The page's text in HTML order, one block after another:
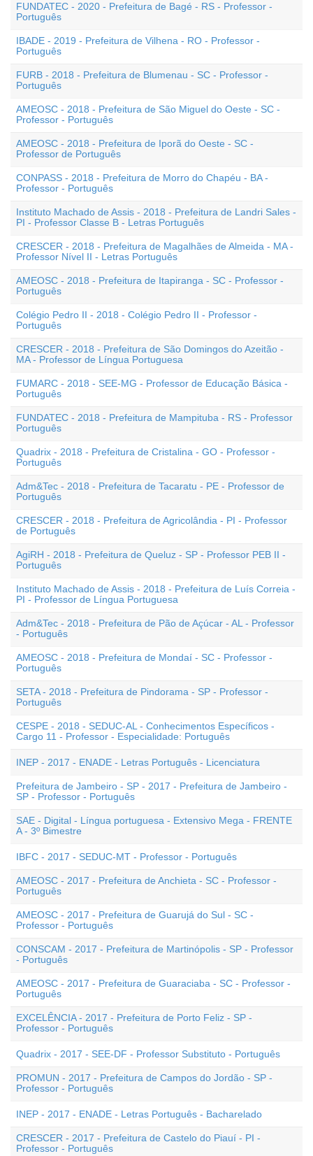
FUNDATEC - 2020 - Prefeitura de Bagé - RS - Professor -
Português
IBADE - 2019 - Prefeitura de Vilhena - RO - Professor -
Português
FURB - 2018 - Prefeitura de Blumenau - SC - Professor -
Português
AMEOSC - 2018 - Prefeitura de São Miguel do Oeste - SC -
Professor - Português
AMEOSC - 2018 - Prefeitura de Iporã do Oeste - SC -
Professor de Português
CONPASS - 2018 - Prefeitura de Morro do Chapéu - BA -
Professor - Português
Instituto Machado de Assis - 2018 - Prefeitura de Landri Sales -
PI - Professor Classe B - Letras Português
CRESCER - 2018 - Prefeitura de Magalhães de Almeida - MA -
Professor Nível II - Letras Português
AMEOSC - 2018 - Prefeitura de Itapiranga - SC - Professor -
Português
Colégio Pedro II - 2018 - Colégio Pedro II - Professor -
Português
CRESCER - 2018 - Prefeitura de São Domingos do Azeitão -
MA - Professor de Língua Portuguesa
FUMARC - 2018 - SEE-MG - Professor de Educação Básica -
Português
FUNDATEC - 2018 - Prefeitura de Mampituba - RS - Professor
Português
Quadrix - 2018 - Prefeitura de Cristalina - GO - Professor -
Português
Adm&Tec - 2018 - Prefeitura de Tacaratu - PE - Professor de
Português
CRESCER - 2018 - Prefeitura de Agricolândia - PI - Professor
de Português
AgiRH - 2018 - Prefeitura de Queluz - SP - Professor PEB II -
Português
Instituto Machado de Assis - 2018 - Prefeitura de Luís Correia -
PI - Professor de Língua Portuguesa
Adm&Tec - 2018 - Prefeitura de Pão de Açúcar - AL - Professor
- Português
AMEOSC - 2018 - Prefeitura de Mondaí - SC - Professor -
Português
SETA - 2018 - Prefeitura de Pindorama - SP - Professor -
Português
CESPE - 2018 - SEDUC-AL - Conhecimentos Específicos -
Cargo 11 - Professor - Especialidade: Português
INEP - 2017 - ENADE - Letras Português - Licenciatura
Prefeitura de Jambeiro - SP - 2017 - Prefeitura de Jambeiro -
SP - Professor - Português
SAE - Digital - Língua portuguesa - Extensivo Mega - FRENTE
A - 3º Bimestre
IBFC - 2017 - SEDUC-MT - Professor - Português
AMEOSC - 2017 - Prefeitura de Anchieta - SC - Professor -
Português
AMEOSC - 2017 - Prefeitura de Guarujá do Sul - SC -
Professor - Português
CONSCAM - 2017 - Prefeitura de Martinópolis - SP - Professor
- Português
AMEOSC - 2017 - Prefeitura de Guaraciaba - SC - Professor -
Português
EXCELÊNCIA - 2017 - Prefeitura de Porto Feliz - SP -
Professor - Português
Quadrix - 2017 - SEE-DF - Professor Substituto - Português
PROMUN - 2017 - Prefeitura de Campos do Jordão - SP -
Professor - Português
INEP - 2017 - ENADE - Letras Português - Bacharelado
CRESCER - 2017 - Prefeitura de Castelo do Piauí - PI -
Professor - Português